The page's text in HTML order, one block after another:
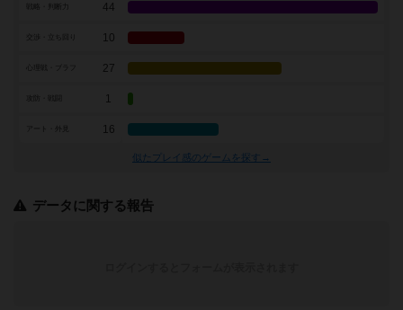
戦略・判断力 44
10
27
1
アート・外見 16
似たプレイ感のゲームを探す→
データに関する報告